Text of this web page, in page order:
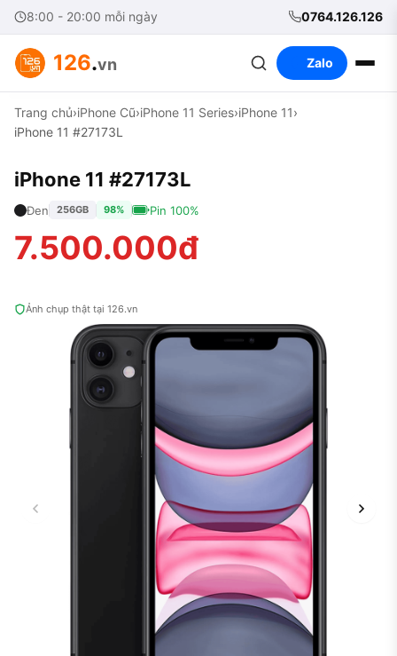
8:00 - 20:00 mỗi ngày 0764.126.126
126.vn Zalo
Trang chủ›iPhone Cũ›iPhone 11 Series›iPhone 11›
iPhone 11 #27173L
Ảnh chụp thật tại 126.vn
iPhone 11 #27173L
Đen 256GB 98% Pin 100%
7.500.000đ